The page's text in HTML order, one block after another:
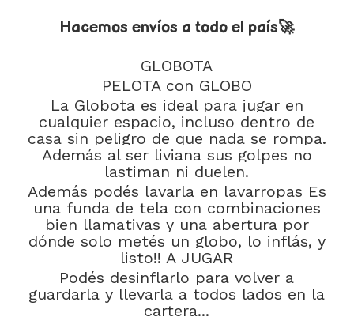
Hacemos envíos a todo el país🚀
GLOBOTA
PELOTA con GLOBO
La Globota es ideal para jugar en
cualquier espacio, incluso dentro de
casa sin peligro de que nada se rompa.
Además al ser liviana sus golpes no
lastiman ni duelen.
Además podés lavarla en lavarropas Es
una funda de tela con combinaciones
bien llamativas y una abertura por
dónde solo metés un globo, lo inflás, y
listo!! A JUGAR
Podés desinflarlo para volver a
guardarla y llevarla a todos lados en la
cartera...